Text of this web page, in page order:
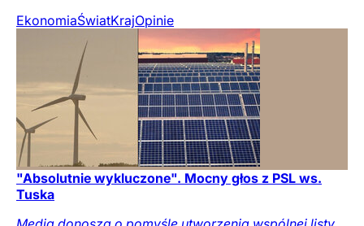
EkonomiaŚwiatKrajOpinie
"Absolutnie wykluczone". Mocny głos z PSL ws.
Tuska